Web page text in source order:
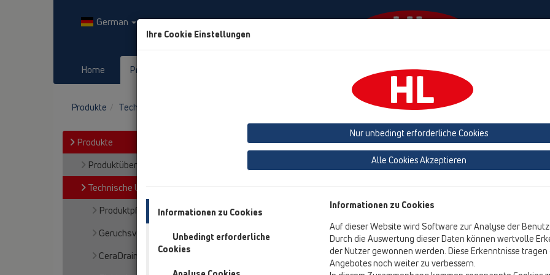
German
Home Produkte Unternehmen HL Haus
Produkte Technische Unterstützung
Produkte
Produktübersicht
Technische Unterstützung
Produktpflege
Geruchsverschluss Primus
CeraDrain
HL Rückstauverschlüsse
Zu den anspruchvollsten Aufgaben der
Eindringen von Rückstauwasser in Räume, die unterhalb der
Entwässerungsgegenständen ausgestattet sind,
eingesetzt. HL bietet für diese Zwecke ein komplettes,
zum elektronisch-sensorgesteuerten Rückstauverschluss,
leicht zu betätigende exakte Handverriegelungen
Ihre Cookie Einstellungen
Nur unbedingt erforderliche Cookies
Alle Cookies Akzeptieren
Informationen zu Cookies
Unbedingt erforderliche
Cookies
Informationen zu Cookies
Auf dieser Website wird Software zur Analyse der
Durch die Auswertung dieser Daten können wertvolle
der Nutzer gewonnen werden. Diese Erkenntnisse
Angebotes noch weiter zu verbessern.